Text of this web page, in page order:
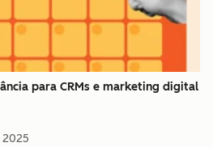
para CRMs e marketing digital